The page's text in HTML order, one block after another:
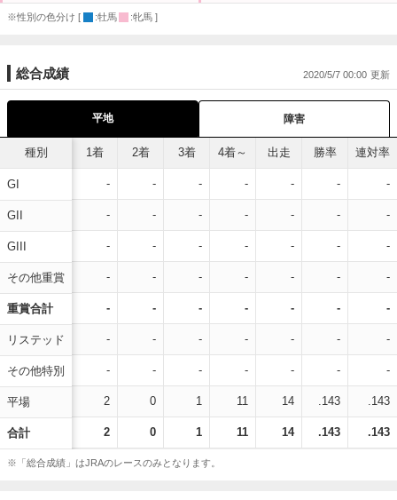
※性別の色分け [ :牡馬 :牝馬 ]
総合成績 2020/5/7 00:00
平地 障害
種別
GI
GII
GIII
その他重賞
重賞合計
リステッド
その他特別
平場
合計
1着 2着 3着 4着～ 出走 勝率 連対率
- - - - - - -
- - - - - - -
- - - - - - -
- - - - - - -
- - - - - - -
- - - - - - -
- - - - - - -
2 0 1 11 14 .143 .143
2 0 1 11 14 .143 .143
※「総合成績」はJRAのレースのみとなります。